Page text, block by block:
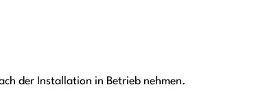
der Installation in Betrieb nehmen.